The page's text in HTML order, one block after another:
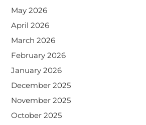
May 2026
April 2026
March 2026
February 2026
January 2026
December 2025
November 2025
October 2025